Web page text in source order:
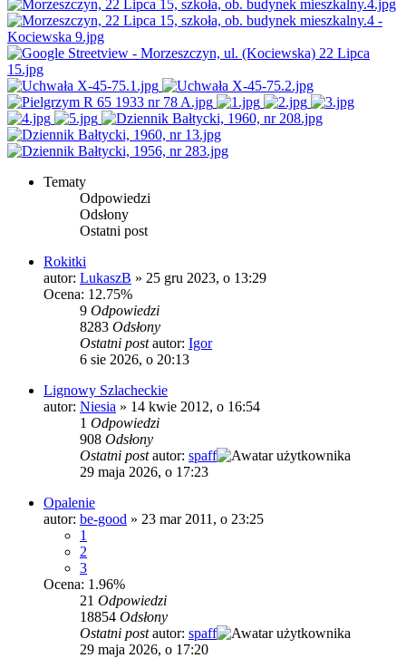
Tematy
Odpowiedzi
Odsłony
Ostatni post
Rokitki
autor: LukaszB » 25 gru 2023, o 13:29
Ocena: 12.75%
9 Odpowiedzi
8283 Odsłony
Ostatni postautor: Igor
6 sie 2026, o 20:13
Lignowy Szlacheckie
autor: Niesia » 14 kwie 2012, o 16:54
1 Odpowiedzi
908 Odsłony
Ostatni postautor: spaff
29 maja 2026, o 17:23
Opalenie
autor: be-good » 23 mar 2011, o 23:25
1
2
3
Ocena: 1.96%
21 Odpowiedzi
18854 Odsłony
Ostatni postautor: spaff
29 maja 2026, o 17:20